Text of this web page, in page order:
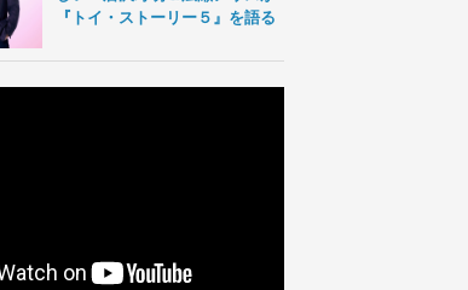
『トイ・ストーリー５』を語る